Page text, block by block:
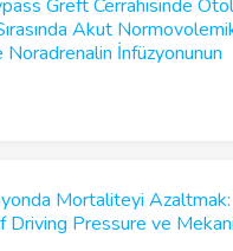
Greft Cerrahisinde
Akut
İnfüzyonunun
Mortaliteyi
Driving Pressure ve